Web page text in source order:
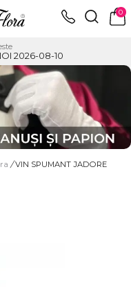
0
2026-08-10
/ VIN SPUMANT JADORE